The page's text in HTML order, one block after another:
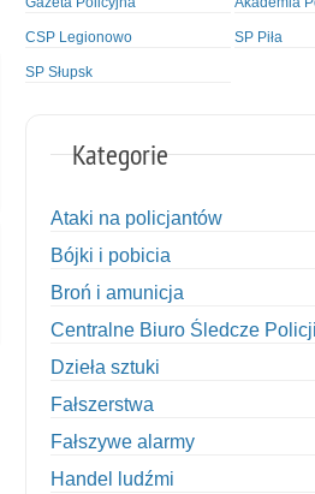
CSP Legionowo SP Piła
SP Słupsk
Kategorie
Ataki na policjantów
Bójki i pobicia
Broń i amunicja
Centralne Biuro Śledcze Policji
Dzieła sztuki
Fałszerstwa
Fałszywe alarmy
Handel ludźmi